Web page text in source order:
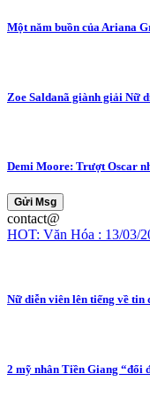
Một năm buồn của Ariana
Zoe Saldanã giành giải Nữ
Demi Moore: Trượt Oscar
Gửi Msg
contact@
HOT: Văn Hóa : 13/03/
Nữ diễn viên lên tiếng về
2 mỹ nhân Tiền Giang “đổi